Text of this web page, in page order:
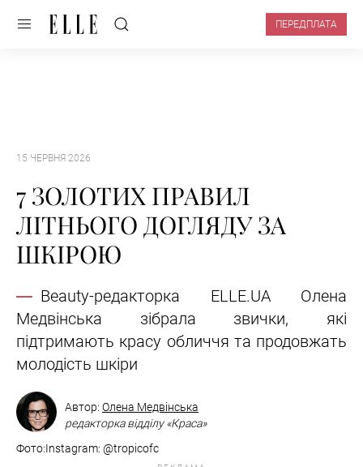
ПЕРЕДПЛАТА
15 ЧЕРВНЯ 2026
7 ЗОЛОТИХ ПРАВИЛ
ЛІТНЬОГО ДОГЛЯДУ ЗА
ШКІРОЮ
Beauty-редакторка ELLE.UA Олена
Медвінська зібрала звички, які
підтримають красу обличчя та продовжать
молодість шкіри
Автор: Олена Медвінська
редакторка відділу «Краса»
Фото:​​​​​​​Instagram: @tropicofc